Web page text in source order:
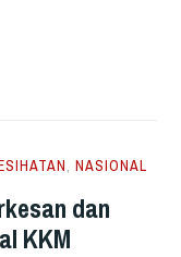
,NASIONAL
dan
KKM